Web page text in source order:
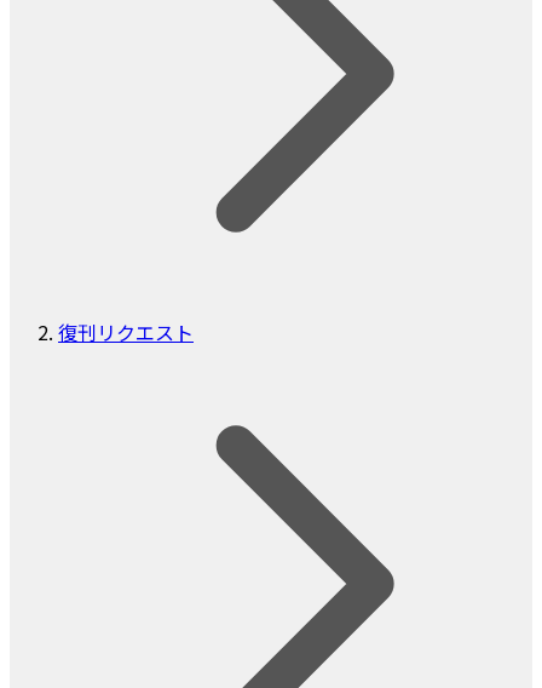
復刊リクエスト